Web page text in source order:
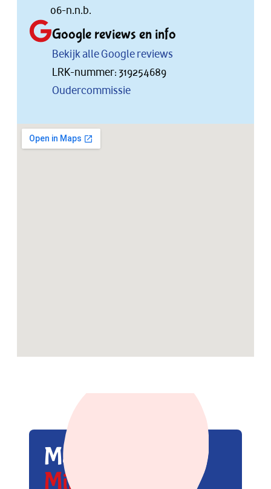
06-n.n.b.
Google reviews en info
Bekijk alle Google reviews
LRK-nummer: 319254689
Oudercommissie
Maak kennis met
Mike